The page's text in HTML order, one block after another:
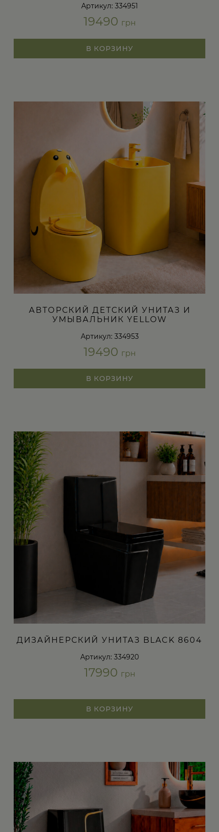
Артикул: 334951
19490 грн
В КОРЗИНУ
АВТОРСКИЙ ДЕТСКИЙ УНИТАЗ И
УМЫВАЛЬНИК YELLOW
Артикул: 334953
19490 грн
В КОРЗИНУ
ДИЗАЙНЕРСКИЙ УНИТАЗ BLACK 8604
Артикул: 334920
17990 грн
В КОРЗИНУ